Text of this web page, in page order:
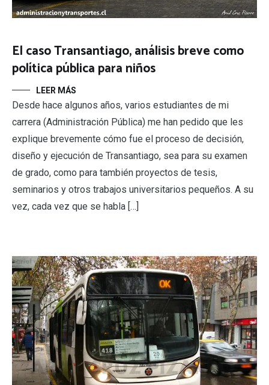
El caso Transantiago, análisis breve como
política pública para niños
LEER MÁS
Desde hace algunos años, varios estudiantes de mi
carrera (Administración Pública) me han pedido que les
explique brevemente cómo fue el proceso de decisión,
diseño y ejecución de Transantiago, sea para su examen
de grado, como para también proyectos de tesis,
seminarios y otros trabajos universitarios pequeños. A su
vez, cada vez que se habla […]